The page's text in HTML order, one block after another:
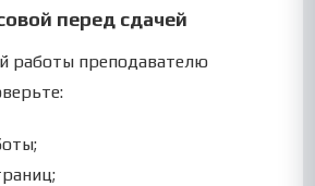
перед сдачей
работы преподавателю